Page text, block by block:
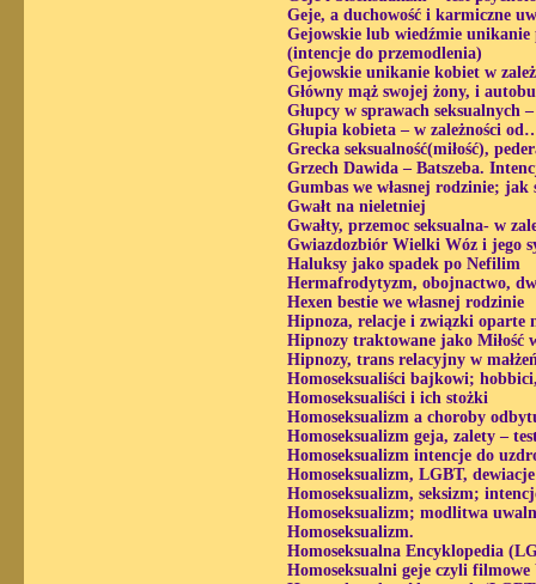
Geje, a duchowość i karmiczne
Gejowskie lub wiedźmie unikanie
(intencje do przemodlenia)
Gejowskie unikanie kobiet w
Główny mąż swojej żony, i
Głupcy w sprawach seksualnych
Głupia kobieta – w zależności
Grecka seksualność(miłość),
Grzech Dawida – Batszeba.
Gumbas we własnej rodzinie; jak
Gwałt na nieletniej
Gwałty, przemoc seksualna- w
Gwiazdozbiór Wielki Wóz i jego
Haluksy jako spadek po Nefilim
Hermafrodytyzm, obojnactwo,
Hexen bestie we własnej rodzinie
Hipnoza, relacje i związki oparte
Hipnozy traktowane jako Miłość
Hipnozy, trans relacyjny w
Homoseksualiści bajkowi;
Homoseksualiści i ich stożki
Homoseksualizm a choroby
Homoseksualizm geja, zalety –
Homoseksualizm intencje do
Homoseksualizm, LGBT,
Homoseksualizm, seksizm;
Homoseksualizm; modlitwa
Homoseksualizm.
Homoseksualna Encyklopedia
Homoseksualni geje czyli